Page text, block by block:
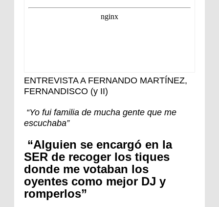
ENTREVISTA A FERNANDO MARTÍNEZ,
FERNANDISCO (y II)
“Yo fui familia de mucha gente que me
escuchaba”
“Alguien se encargó en la
SER de recoger los tiques
donde me votaban los
oyentes como mejor DJ y
romperlos”